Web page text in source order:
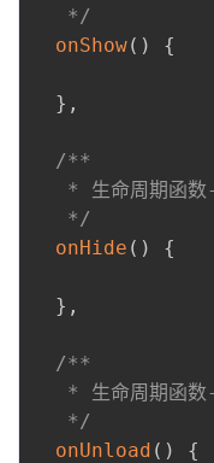
   */
onShow( ) {
} ,
/**
* 生命周期函数
   */
onHide ( ) {
} ,
/**
* 生命周期函数
   */
onUnload ( ) {